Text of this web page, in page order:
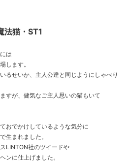
法猫・ST1
は
します。
るせいか、主人公達と同じようにしゃべり
すが、健気なご主人思いの猫もいて
おでかけしているような気分に
生まれました。
LINTON社のツイードや
ンに仕上げました。